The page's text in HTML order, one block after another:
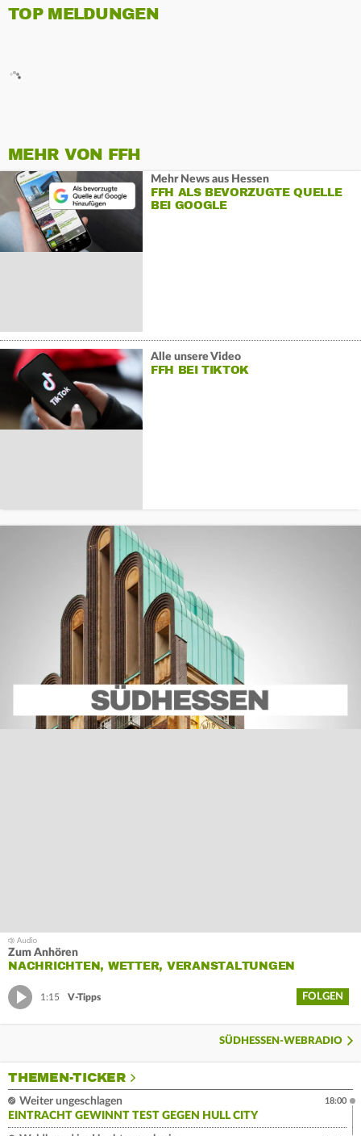
TOP MELDUNGEN
MEHR VON FFH
Mehr News aus Hessen
FFH ALS BEVORZUGTE QUELLE
BEI GOOGLE
Alle unsere Video
FFH BEI TIKTOK
Zum Anhören
NACHRICHTEN, WETTER, VERANSTALTUNGEN
1:15 V-Tipps FOLGEN
SÜDHESSEN-WEBRADIO
THEMEN-TICKER
Weiter ungeschlagen
EINTRACHT GEWINNT TEST GEGEN HULL CITY
18:00